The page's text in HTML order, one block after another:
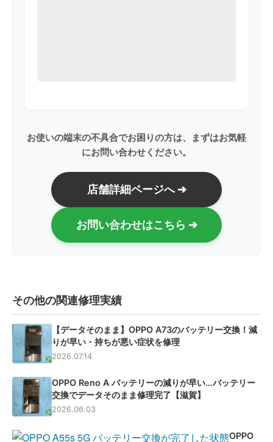
お使いの端末の不具合でお困りの方は、まずはお気軽
にお問い合わせください。
店舗詳細ページへ ➔
お問い合わせはこちら ➔
その他の関連修理実績
【データそのまま】OPPO A73のバッテリー交換！減
りが早い・持ちが悪い症状を修理
2026.07.14
OPPO Reno A バッテリーの減りが早い…バッテリー
交換でデータそのまま修理完了【滋賀】
2026.06.03
OPPO